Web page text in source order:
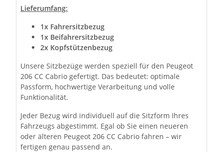
Lieferumfang:
1x Fahrersitzbezug
1x Beifahrersitzbezug
2x Kopfstützenbezug
Unsere Sitzbezüge werden speziell für den Peugeot
206 CC Cabrio gefertigt. Das bedeutet: optimale
Passform, hochwertige Verarbeitung und volle
Funktionalität.
Jeder Bezug wird individuell auf die Sitzform Ihres
Fahrzeugs abgestimmt. Egal ob Sie einen neueren
oder älteren Peugeot 206 CC Cabrio fahren – wir
fertigen genau passend an.